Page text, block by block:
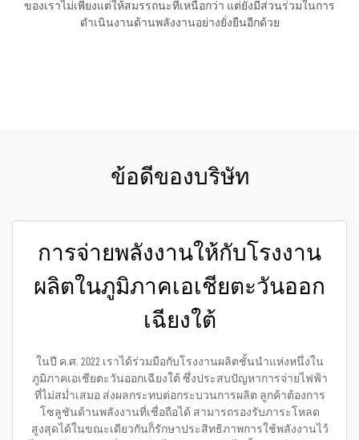
ของเราไม่เพียงแต่ให้สมรรถนะที่เหนือกว่า แต่ยังมีส่วนร่วมในการ
ดำเนินงานด้านพลังงานอย่างยั่งยืนอีกด้วย
ข้อดีของบริษัท
การจ่ายพลังงานให้กับโรงงาน
ผลิตในภูมิภาคเอเชียตะวันออก
เฉียงใต้
ในปี ค.ศ. 2022 เราได้ร่วมมือกับโรงงานผลิตชั้นนำแห่งหนึ่งใน
ภูมิภาคเอเชียตะวันออกเฉียงใต้ ซึ่งประสบปัญหาการจ่ายไฟฟ้า
ที่ไม่สม่ำเสมอ ส่งผลกระทบต่อกระบวนการผลิต ลูกค้าต้องการ
โซลูชันด้านพลังงานที่เชื่อถือได้ สามารถรองรับภาระโหลด
สูงสุดได้ในขณะเดียวกันก็รักษาประสิทธิภาพการใช้พลังงานไว้